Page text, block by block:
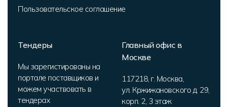
Пользовательское соглашение
Тендеры
Мы зарегистированы на
портале поставщиков и
можем участвовать в
тендерах
Главный офис в
Москве
117218, г. Москва,
ул. Кржижановского д. 29,
корп. 2, 3 этаж